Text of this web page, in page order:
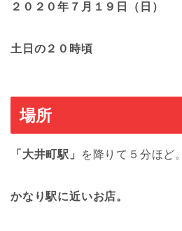
２０２０年７月１９日（日）
土日の２０時頃
場所
「大井町駅」 を降りて５分ほど。
かなり駅に近いお店。